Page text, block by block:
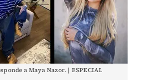
a Maya Nazor. | ESPECIAL